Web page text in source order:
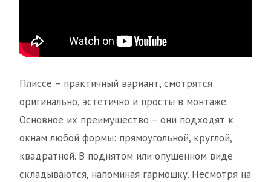
Плиссе – практичный вариант, смотрятся
оригинально, эстетично и просты в монтаже.
Основное их преимущество – они подходят к
окнам любой формы: прямоугольной, круглой,
квадратной. В поднятом или опущенном виде
складываются, напоминая гармошку. Несмотря на